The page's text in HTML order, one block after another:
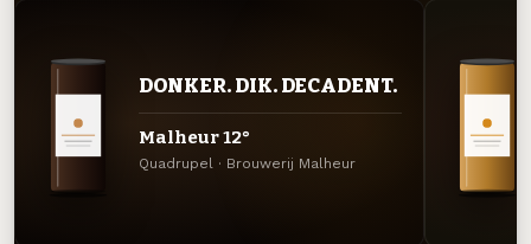
DONKER. DIK. DECADENT.
Malheur 12°
Quadrupel · Brouwerij Malheur